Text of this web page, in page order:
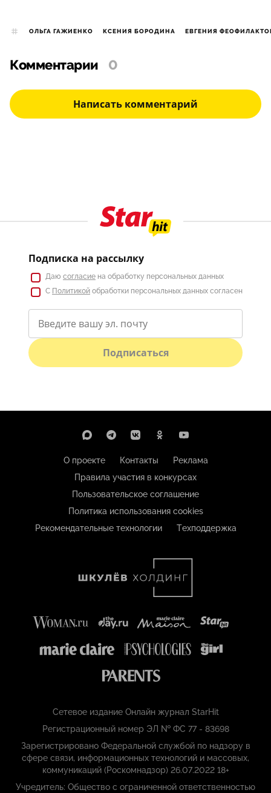
ОЛЬГА ГАЖИЕНКО КСЕНИЯ БОРОДИНА ЕВГЕНИЯ
Комментарии 0
Написать комментарий
Подписка на рассылку
Даю согласие на обработку персональных данных
С Политикой обработки персональных данных согласен
Подписаться
О проекте Контакты
Реклама
Правила участия в конкурсах
Пользовательское соглашение
Политика использования cookies
Рекомендательные технологии
Техподдержка
Сетевое издание Онлайн журнал StarHit
Регистрационный номер ЭЛ № ФС 77 - 83698
Зарегистрировано Федеральной службой по надзору в
сфере связи, информационных технологий и массовых,
коммуникаций (Роскомнадзор) 26.07.2022 18+
Учредитель: Общество с ограниченной ответственностью